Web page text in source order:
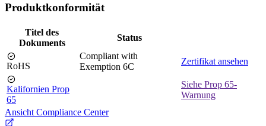
Produktkonformität
Titel des
Dokuments
Status
RoHS
Compliant with
Exemption 6C
Zertifikat ansehen
Kalifornien Prop
65
Siehe Prop 65-
Warnung
Ansicht Compliance Center